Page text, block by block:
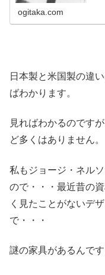
ogitaka.com
日本製と米国製の違
ばわかります。
見ればわかるのです
ど多くはありません。
私もジョージ・ネル
ので・・・最近昔の
く見たことがないデ
で・・・
謎の家具があるんです